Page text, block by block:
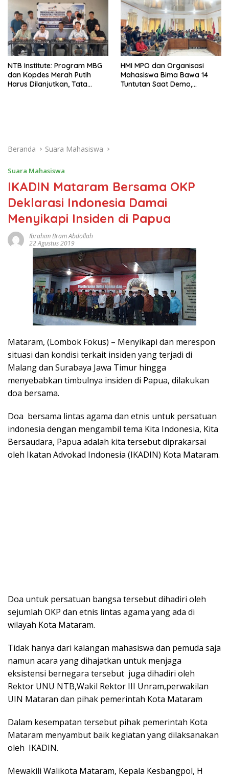
NTB Institute: Program MBG
dan Kopdes Merah Putih
Harus Dilanjutkan, Tata
HMI MPO dan Organisasi
Mahasiswa Bima Bawa 14
Tuntutan Saat Demo,
Beranda Suara Mahasiswa
Suara Mahasiswa
IKADIN Mataram Bersama OKP
Deklarasi Indonesia Damai
Menyikapi Insiden di Papua
Ibrahim Bram Abdollah
22 Agustus 2019
Mataram, (Lombok Fokus) – Menyikapi dan merespon
situasi dan kondisi terkait insiden yang terjadi di
Malang dan Surabaya Jawa Timur hingga
menyebabkan timbulnya insiden di Papua, dilakukan
doa bersama.
Doa bersama lintas agama dan etnis untuk persatuan
indonesia dengan mengambil tema Kita Indonesia, Kita
Bersaudara, Papua adalah kita tersebut diprakarsai
oleh Ikatan Advokad Indonesia (IKADIN) Kota Mataram.
Doa untuk persatuan bangsa tersebut dihadiri oleh
sejumlah OKP dan etnis lintas agama yang ada di
wilayah Kota Mataram.
Tidak hanya dari kalangan mahasiswa dan pemuda saja
namun acara yang dihajatkan untuk menjaga
eksistensi bernegara tersebut juga dihadiri oleh
Rektor UNU NTB,Wakil Rektor III Unram,perwakilan
UIN Mataran dan pihak pemerintah Kota Mataram
Dalam kesempatan tersebut pihak pemerintah Kota
Mataram menyambut baik kegiatan yang dilaksanakan
oleh IKADIN.
Mewakili Walikota Mataram, Kepala Kesbangpol, H